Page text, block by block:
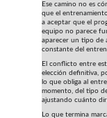
Ese camino no es
que el
a aceptar que el
equipo no parece
aparecer un tipo de
constante del
El conflicto entre
elección definitiva,
lo que obliga al
momento, del tipo
ajustando cuánto
Lo que termina